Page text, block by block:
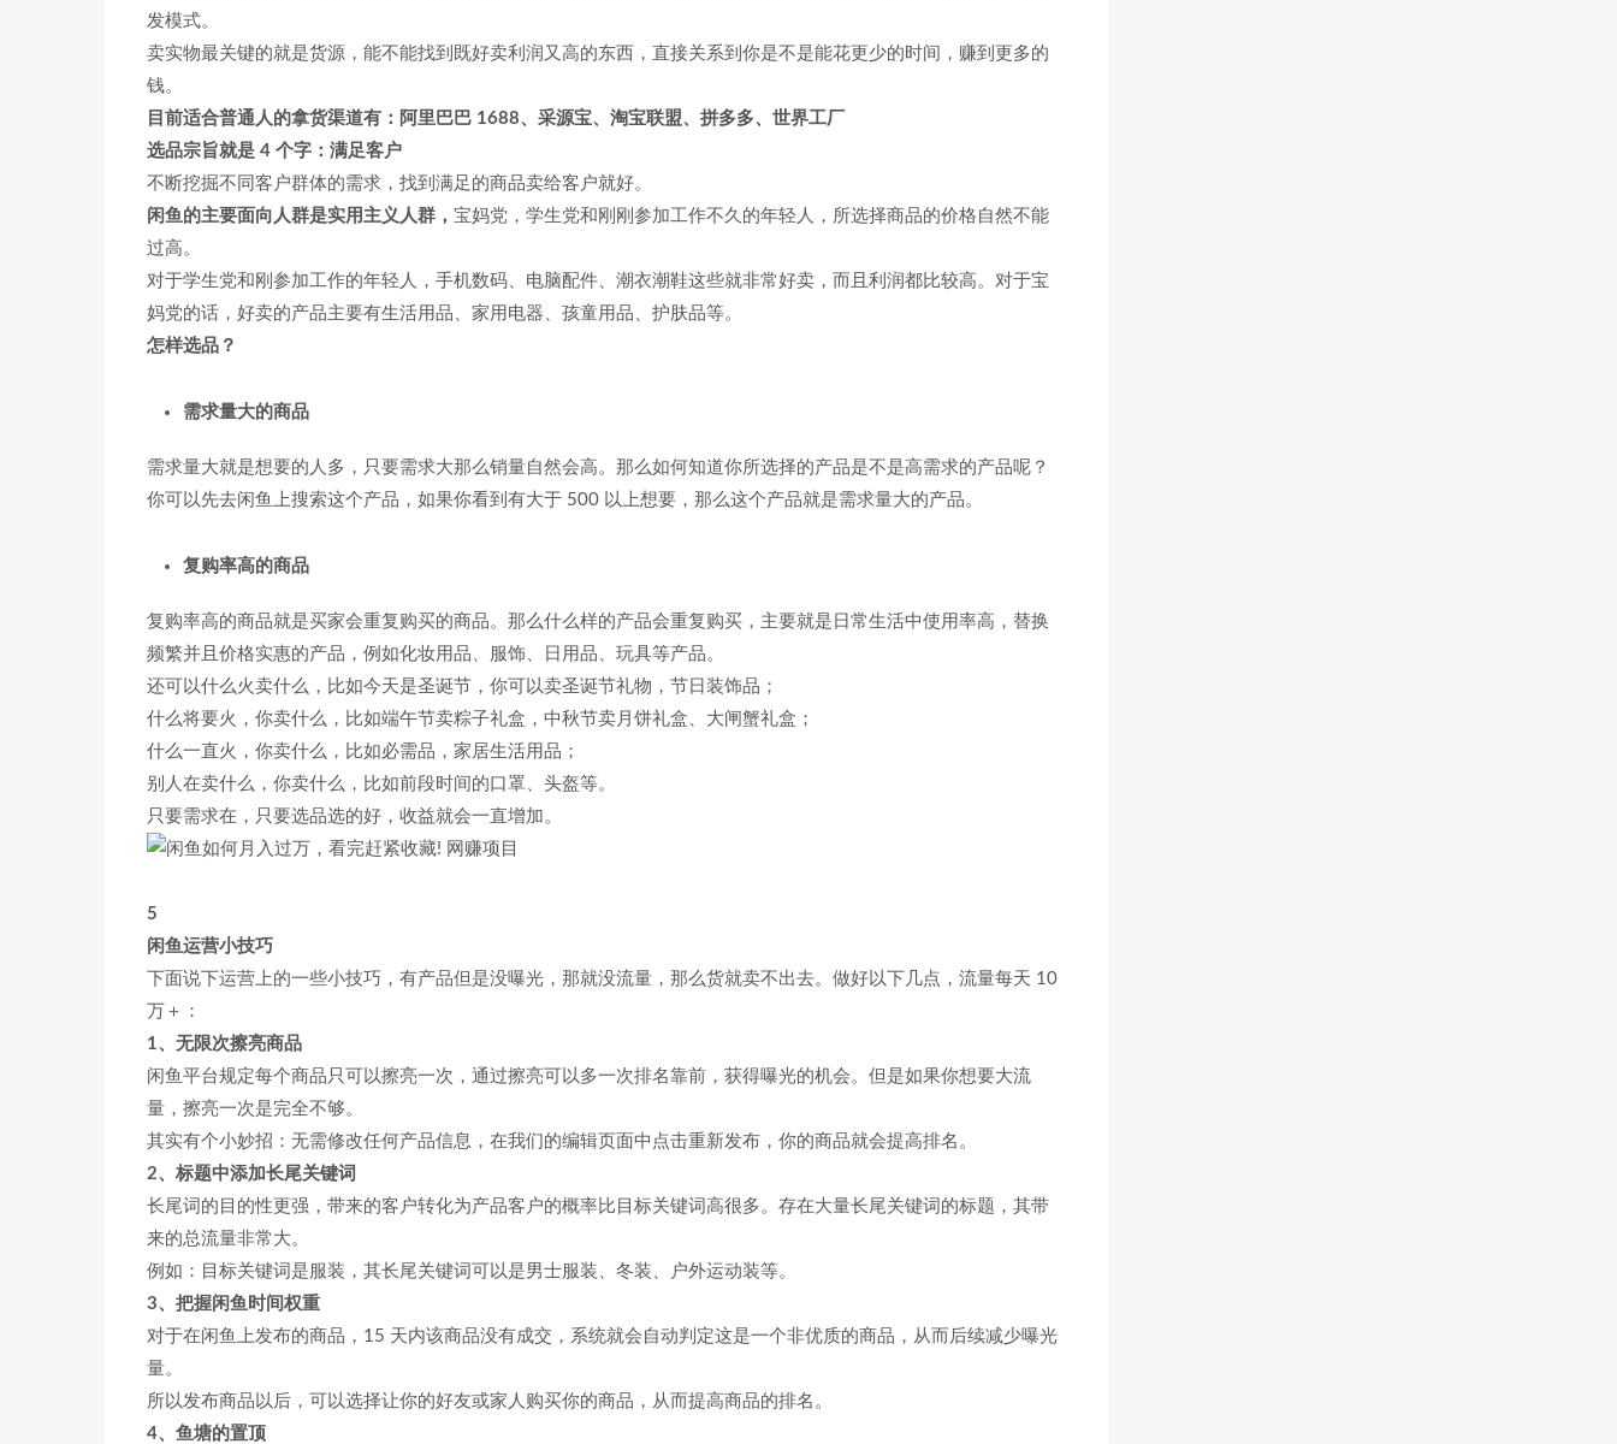
发模式。
卖实物最关键的就是货源，能不能找到既好卖利润又高的东西，直接关系到你是不是能花更少的时间，赚到更多的
钱。
目前适合普通人的拿货渠道有：阿里巴巴 1688、采源宝、淘宝联盟、拼多多、世界工厂
选品宗旨就是 4 个字：满足客户
不断挖掘不同客户群体的需求，找到满足的商品卖给客户就好。
闲鱼的主要面向人群是实用主义人群， 宝妈党，学生党和刚刚参加工作不久的年轻人，所选择商品的价格自然不能
过高。
对于学生党和刚参加工作的年轻人，手机数码、电脑配件、潮衣潮鞋这些就非常好卖，而且利润都比较高。对于宝
妈党的话，好卖的产品主要有生活用品、家用电器、孩童用品、护肤品等。
怎样选品？
需求量大的商品
需求量大就是想要的人多，只要需求大那么销量自然会高。那么如何知道你所选择的产品是不是高需求的产品呢？
你可以先去闲鱼上搜索这个产品，如果你看到有大于 500 以上想要，那么这个产品就是需求量大的产品。
复购率高的商品
复购率高的商品就是买家会重复购买的商品。那么什么样的产品会重复购买，主要就是日常生活中使用率高，替换
频繁并且价格实惠的产品，例如化妆用品、服饰、日用品、玩具等产品。
还可以什么火卖什么，比如今天是圣诞节，你可以卖圣诞节礼物，节日装饰品；
什么将要火，你卖什么，比如端午节卖粽子礼盒，中秋节卖月饼礼盒、大闸蟹礼盒；
什么一直火，你卖什么，比如必需品，家居生活用品；
别人在卖什么，你卖什么，比如前段时间的口罩、头盔等。
只要需求在，只要选品选的好，收益就会一直增加。
5
闲鱼运营小技巧
下面说下运营上的一些小技巧，有产品但是没曝光，那就没流量，那么货就卖不出去。做好以下几点，流量每天 10
万＋：
1、无限次擦亮商品
闲鱼平台规定每个商品只可以擦亮一次，通过擦亮可以多一次排名靠前，获得曝光的机会。但是如果你想要大流
量，擦亮一次是完全不够。
其实有个小妙招：无需修改任何产品信息，在我们的编辑页面中点击重新发布，你的商品就会提高排名。
2、标题中添加长尾关键词
长尾词的目的性更强，带来的客户转化为产品客户的概率比目标关键词高很多。存在大量长尾关键词的标题，其带
来的总流量非常大。
例如：目标关键词是服装，其长尾关键词可以是男士服装、冬装、户外运动装等。
3、把握闲鱼时间权重
对于在闲鱼上发布的商品，15 天内该商品没有成交，系统就会自动判定这是一个非优质的商品，从而后续减少曝光
量。
所以发布商品以后，可以选择让你的好友或家人购买你的商品，从而提高商品的排名。
4、鱼塘的置顶